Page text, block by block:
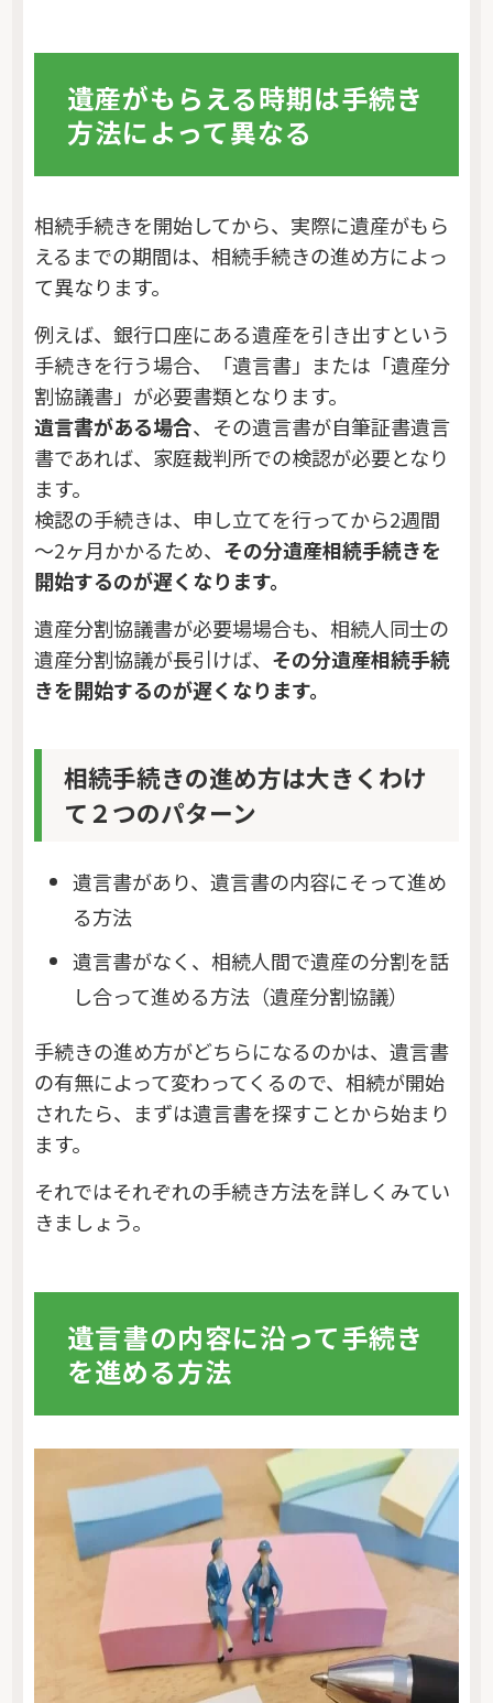
遺産がもらえる時期は手続き
方法によって異なる
相続手続きを開始してから、実際に遺産がもら
えるまでの期間は、相続手続きの進め方によっ
て異なります。
例えば、銀行口座にある遺産を引き出すという
手続きを行う場合、「遺言書」または「遺産分
割協議書」が必要書類となります。
遺言書がある場合、その遺言書が自筆証書遺言
書であれば、家庭裁判所での検認が必要となり
ます。
検認の手続きは、申し立てを行ってから2週間
～2ヶ月かかるため、 その分遺産相続手続きを
開始するのが遅くなります。
遺産分割協議書が必要場場合も、相続人同士の
遺産分割協議が長引けば、 その分遺産相続手続
きを開始するのが遅くなります。
相続手続きの進め方は大きくわけ
て２つのパターン
遺言書があり、遺言書の内容にそって進め
る方法
遺言書がなく、相続人間で遺産の分割を話
し合って進める方法（遺産分割協議）
手続きの進め方がどちらになるのかは、遺言書
の有無によって変わってくるので、相続が開始
されたら、まずは遺言書を探すことから始まり
ます。
それではそれぞれの手続き方法を詳しくみてい
きましょう。
遺言書の内容に沿って手続き
を進める方法